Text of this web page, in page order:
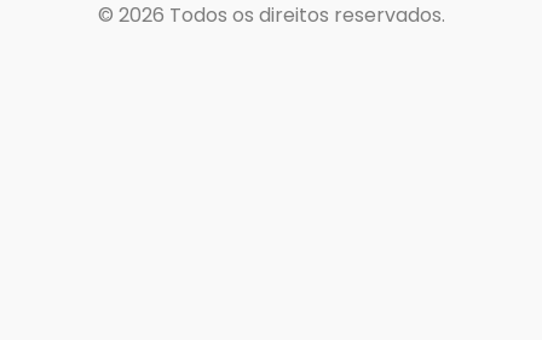
© 2026 Todos os direitos reservados.